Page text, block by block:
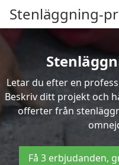
Stenläggning-
Letar du efter en
Beskriv ditt projekt och
offerter från
Få 3 erbjudanden,